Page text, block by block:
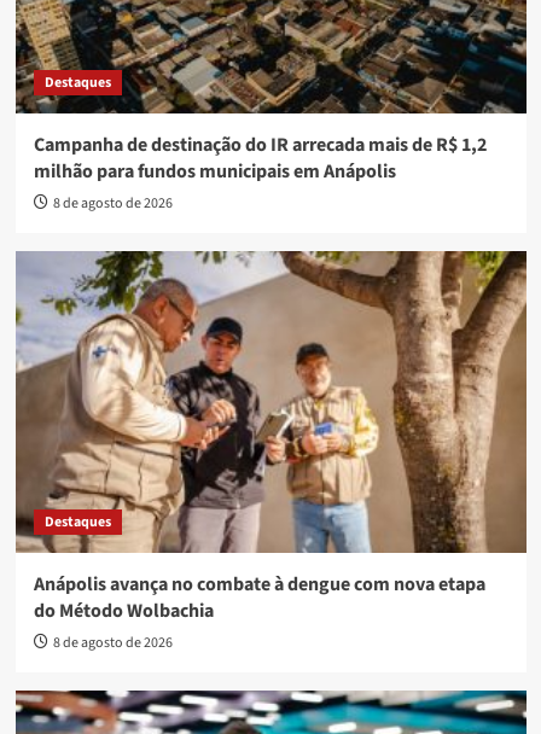
Destaques
Campanha de destinação do IR arrecada mais de R$ 1,2
milhão para fundos municipais em Anápolis
8 de agosto de 2026
Destaques
Anápolis avança no combate à dengue com nova etapa
do Método Wolbachia
8 de agosto de 2026